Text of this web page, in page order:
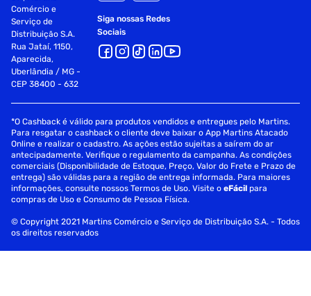
Comércio e
Serviço de
Distribuição S.A.
Rua Jataí, 1150,
Aparecida,
Uberlândia / MG -
CEP 38400 - 632
Siga nossas Redes
Sociais
*O Cashback é válido para produtos vendidos e entregues pelo Martins.
Para resgatar o cashback o cliente deve baixar o App Martins Atacado
Online e realizar o cadastro. As ações estão sujeitas a saírem do ar
antecipadamente. Verifique o regulamento da campanha. As condições
comerciais (Disponibilidade de Estoque, Preço, Valor do Frete e Prazo de
entrega) são válidas para a região de entrega informada. Para maiores
informações, consulte nossos Termos de Uso. Visite oeFácil para
compras de Uso e Consumo de Pessoa Física.
© Copyright 2021 Martins Comércio e Serviço de Distribuição S.A. - Todos
os direitos reservados